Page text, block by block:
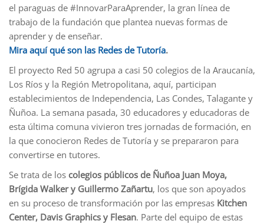
el paraguas de #InnovarParaAprender, la gran línea de
trabajo de la fundación que plantea nuevas formas de
aprender y de enseñar.
Mira aquí qué son las Redes de Tutoría.
El proyecto Red 50 agrupa a casi 50 colegios de la Araucanía,
Los Ríos y la Región Metropolitana, aquí, participan
establecimientos de Independencia, Las Condes, Talagante y
Ñuñoa. La semana pasada, 30 educadores y educadoras de
esta última comuna vivieron tres jornadas de formación, en
la que conocieron Redes de Tutoría y se prepararon para
convertirse en tutores.
Se trata de los colegios públicos de Ñuñoa Juan Moya,
Brígida Walker y Guillermo Zañartu, los que son apoyados
en su proceso de transformación por las empresas Kitchen
Center, Davis Graphics y Flesan. Parte del equipo de estas